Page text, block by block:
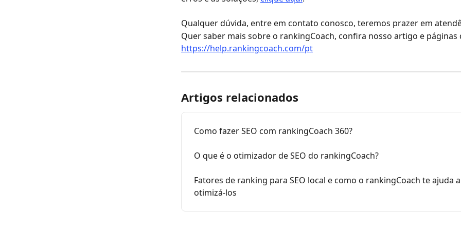
Qualquer dúvida, entre em contato conosco, teremos prazer em
Quer saber mais sobre o rankingCoach, confira nosso artigo e páginas
https://help.rankingcoach.com/pt
Artigos relacionados
Como fazer SEO com rankingCoach 360?
O que é o otimizador de SEO do rankingCoach?
Fatores de ranking para SEO local e como o rankingCoach te ajuda a
otimizá-los